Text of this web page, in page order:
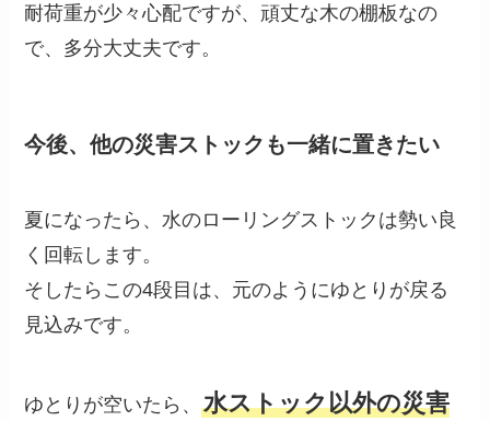
耐荷重が少々心配ですが、頑丈な木の棚板なの
で、多分大丈夫です。
今後、他の災害ストックも一緒に置きたい
夏になったら、水のローリングストックは勢い良
く回転します。
そしたらこの4段目は、元のようにゆとりが戻る
見込みです。
ゆとりが空いたら、水ストック以外の災害